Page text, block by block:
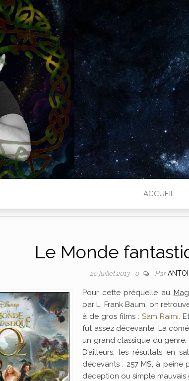
critiques de films
ACCUEIL
Le Monde
20 juillet 2013 0 Par
Pour cette préquelle au
par L. Frank Baum, on
à de gros films : Sam Raimi.
fut assez décevante. La
un grand classique du
D’ailleurs, les résultats en
décevants : 257 M$, à peine
déception ou simple mauvais